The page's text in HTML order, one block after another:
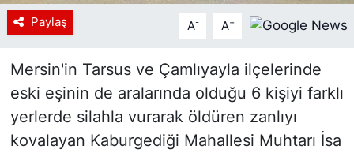
Paylaş A- A+
Mersin'in Tarsus ve Çamlıyayla ilçelerinde
eski eşinin de aralarında olduğu 6 kişiyi farklı
yerlerde silahla vurarak öldüren zanlıyı
kovalayan Kaburgediği Mahallesi Muhtarı İsa